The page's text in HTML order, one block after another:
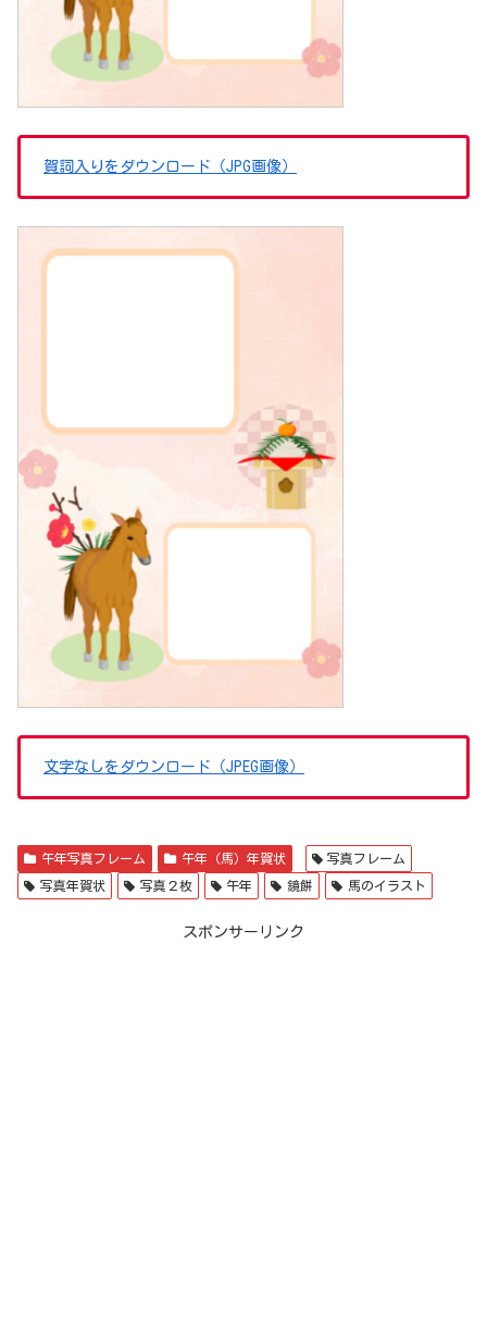
賀詞入りをダウンロード（JPG画像）
文字なしをダウンロード（JPEG画像）
午年写真フレーム 午年（馬）年賀状 写真フレーム
写真年賀状 写真２枚 午年 鏡餅 馬のイラスト
スポンサーリンク